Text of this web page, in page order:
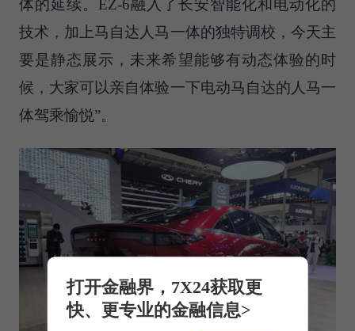
体的延续。EZ-6融入了长安智能化和电动化的
技术，加上马自达人马一体的独特调校，今天主
要是静态展示，未来希望能够有动态体验的时
候，大家可以亲自体验一下电动马自达的人马一
体驾乘愉悦”。
打开金融界，7X24获取更
快、更专业的金融信息>